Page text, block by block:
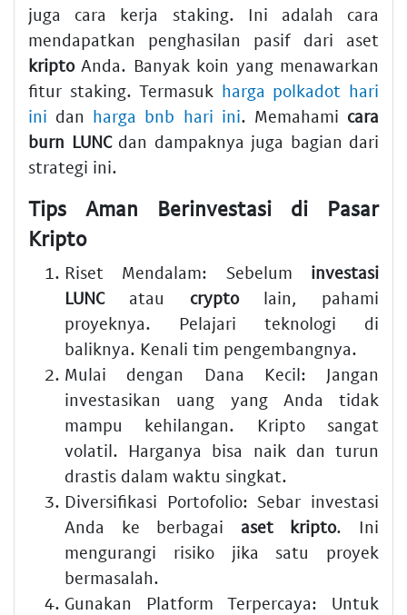
juga cara kerja staking. Ini adalah cara
mendapatkan penghasilan pasif dari aset
kriptoAnda. Banyak koin yang menawarkan
fitur staking. Termasuk harga polkadot hari
ini dan harga bnb hari ini. Memahami cara
burn LUNCdan dampaknya juga bagian dari
strategi ini.
Tips Aman Berinvestasi di Pasar
Kripto
Riset Mendalam: Sebelum investasi
LUNCatau cryptolain, pahami
proyeknya. Pelajari teknologi di
baliknya. Kenali tim pengembangnya.
Mulai dengan Dana Kecil: Jangan
investasikan uang yang Anda tidak
mampu kehilangan. Kripto sangat
volatil. Harganya bisa naik dan turun
drastis dalam waktu singkat.
Diversifikasi Portofolio: Sebar investasi
Anda ke berbagai aset kripto. Ini
mengurangi risiko jika satu proyek
bermasalah.
Gunakan Platform Terpercaya: Untuk